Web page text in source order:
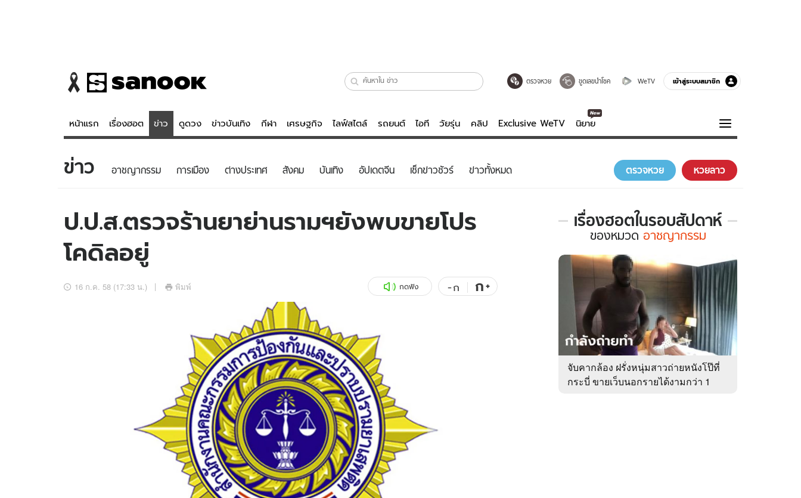
ตรวจหวย ขูดเลขนำโชค WeTV เข้าสู่ระบบสมาชิก
หน้าแรก เรื่องฮอต ข่าว ดูดวง ข่าวบันเทิง กีฬา เศรษฐกิจ ไลฟ์สไตล์ รถยนต์ ไอที วัยรุ่น คลิป Exclusive WeTV นิยาย
ข่าว
ข่าวบันเทิง
ข่าวกีฬา
ข่าวเศรษฐกิจ
อัปเดตจีน
ดูดวง - ตรวจหวย
สถิติหวยไทย
ไลฟ์สไตล์
วัยรุ่น
สุขภาพ
Sanook Choice
บันเทิงครบรส
ดูทีวี
ความรู้รอบตัว
ฮาวทู
ติดตามสนุกโซเชียลได้ที่
บริษัท อิมเมจ ฟิวเจอร์ (ประเทศไทย) จำกัด
ข่าว อาชญากรรม การเมือง ต่างประเทศ สังคม บันเทิง อัปเดตจีน เช็กข่าวชัวร์ ข่าวทั้งหมด ตรวจหวย หวยลาว
ป.ป.ส.ตรวจร้านยาย่านรามฯยังพบขายโปร
โคดิลอยู่
16 ก.ค. 58 (17:33 น.) พิมพ์ กดฟัง -ก ก+
เรื่องฮอตในรอบสัปดาห์
เรื่อง
ใน
รอบ
สัปดาห์
หมวด
อาชญากรรม
ของหมวด อาชญากรรม
จับคากล้อง ฝรั่งหนุ่มสาวถ่ายหนังโป๊ที่
กระบี่ ขายเว็บนอกรายได้งามกว่า 1